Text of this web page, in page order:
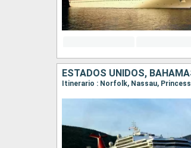
ESTADOS UNIDOS,
Itinerario : Norfolk, Nassau,